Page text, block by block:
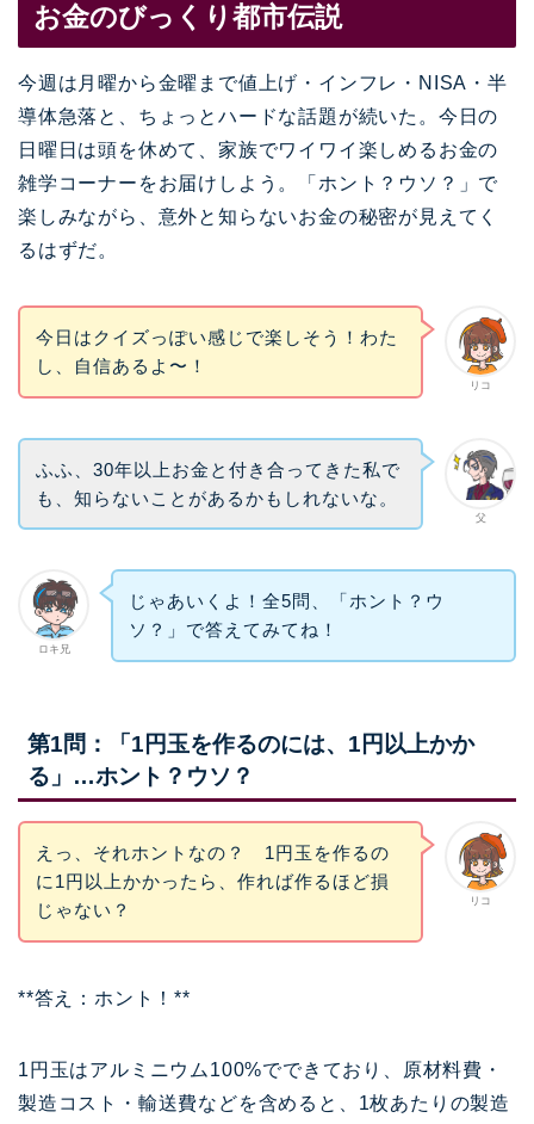
お金のびっくり都市伝説
今週は月曜から金曜まで値上げ・インフレ・NISA・半
導体急落と、ちょっとハードな話題が続いた。今日の
日曜日は頭を休めて、家族でワイワイ楽しめるお金の
雑学コーナーをお届けしよう。「ホント？ウソ？」で
楽しみながら、意外と知らないお金の秘密が見えてく
るはずだ。
リコ
今日はクイズっぽい感じで楽しそう！わた
し、自信あるよ〜！
父
ふふ、30年以上お金と付き合ってきた私で
も、知らないことがあるかもしれないな。
ロキ兄
じゃあいくよ！全5問、「ホント？ウ
ソ？」で答えてみてね！
第1問：「1円玉を作るのには、1円以上かか
る」…ホント？ウソ？
リコ
えっ、それホントなの？ 1円玉を作るの
に1円以上かかったら、作れば作るほど損
じゃない？
**答え：ホント！**
1円玉はアルミニウム100%でできており、原材料費・
製造コスト・輸送費などを含めると、1枚あたりの製造